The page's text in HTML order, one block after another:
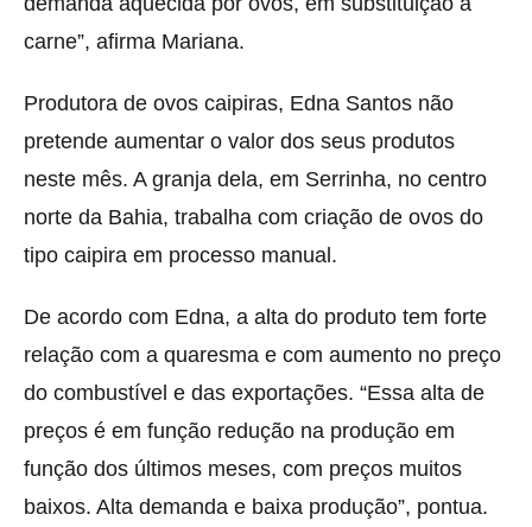
carne”, afirma Mariana.
Produtora de ovos caipiras, Edna Santos não
pretende aumentar o valor dos seus produtos
neste mês. A granja dela, em Serrinha, no centro
norte da Bahia, trabalha com criação de ovos do
tipo caipira em processo manual.
De acordo com Edna, a alta do produto tem forte
relação com a quaresma e com aumento no preço
do combustível e das exportações. “Essa alta de
preços é em função redução na produção em
função dos últimos meses, com preços muitos
baixos. Alta demanda e baixa produção”, pontua.